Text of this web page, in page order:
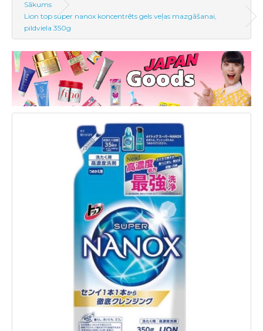
Sākums
Lion top super nanox koncentrēts gels veļas mazgāšanai,
pildviela 350g